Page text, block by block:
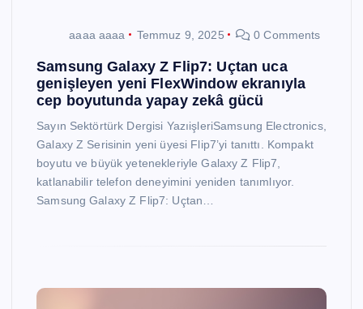
aaaa aaaa Temmuz 9, 2025 0 Comments
Samsung Galaxy Z Flip7: Uçtan uca
genişleyen yeni FlexWindow ekranıyla
cep boyutunda yapay zekâ gücü
Sayın Sektörtürk Dergisi YazıişleriSamsung Electronics,
Galaxy Z Serisinin yeni üyesi Flip7’yi tanıttı. Kompakt
boyutu ve büyük yetenekleriyle Galaxy Z Flip7,
katlanabilir telefon deneyimini yeniden tanımlıyor.
Samsung Galaxy Z Flip7: Uçtan…